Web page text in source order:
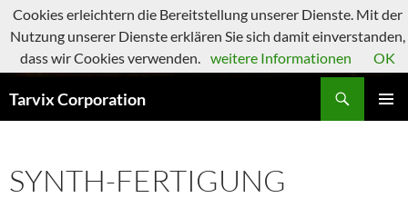
Zum
Inhalt
springen
Tarvix Corporation
SYNTH-FERTIGUNG
Cookies erleichtern die Bereitstellung unserer Dienste. Mit der
Nutzung unserer Dienste erklären Sie sich damit einverstanden,
dass wir Cookies verwenden. weitere Informationen OK